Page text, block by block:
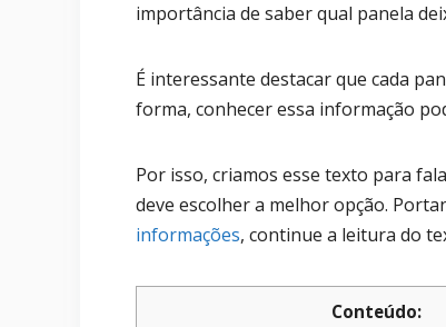
importância de saber qual panela
É interessante destacar que cada
forma, conhecer essa informação
Por isso, criamos esse texto para
deve escolher a melhor opção.
informações, continue a leitura do
Conteúdo: